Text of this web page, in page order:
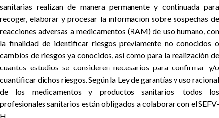
sanitarias realizan de manera permanente y continuada para
recoger, elaborar y procesar la información sobre sospechas de
reacciones adversas a medicamentos (RAM) de uso humano, con
la finalidad de identificar riesgos previamente no conocidos o
cambios de riesgos ya conocidos, así como para la realización de
cuantos estudios se consideren necesarios para confirmar y/o
cuantificar dichos riesgos. Según la Ley de garantías y uso racional
de los medicamentos y productos sanitarios, todos los
profesionales sanitarios están obligados a colaborar con el SEFV-
H.